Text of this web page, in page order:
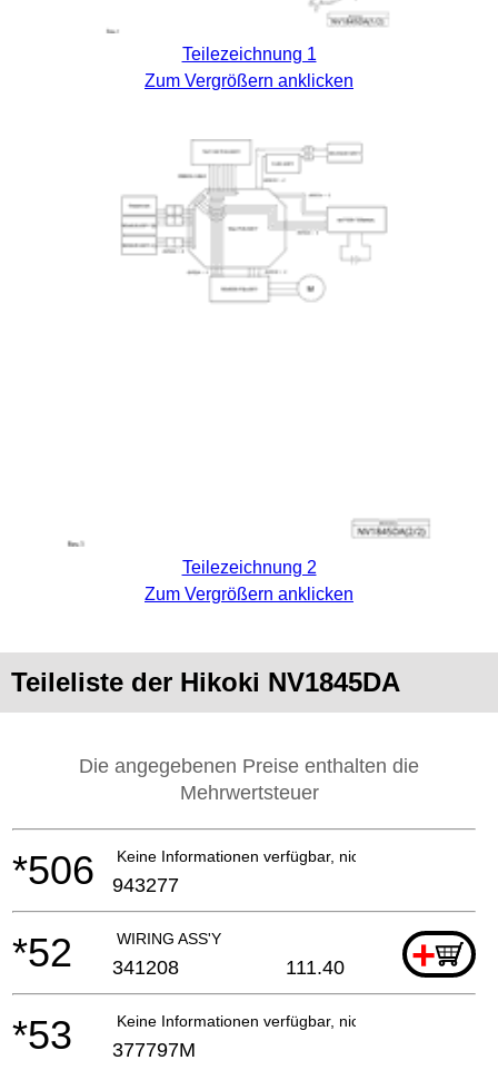
Teilezeichnung 1
Zum Vergrößern anklicken
Teilezeichnung 2
Zum Vergrößern anklicken
Teileliste der Hikoki NV1845DA
Die angegebenen Preise enthalten die
Mehrwertsteuer
Keine Informationen verfügbar, nicht bestellbar
*506 943277
WIRING ASS'Y +
*52 341208 111.40
Keine Informationen verfügbar, nicht bestellbar
*53 377797M